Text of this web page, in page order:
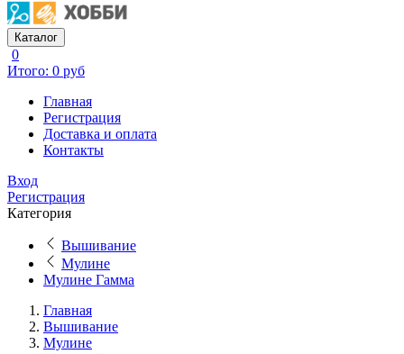
Каталог
0
Итого: 0 руб
Главная
Регистрация
Доставка и оплата
Контакты
Вход
Регистрация
Категория
Вышивание
Мулине
Мулине Гамма
Главная
Вышивание
Мулине